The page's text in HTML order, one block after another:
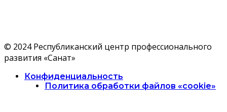
© 2024 Республиканский центр профессионального
развития «Санат»
Конфиденциальность
Политика обработки файлов «cookie»